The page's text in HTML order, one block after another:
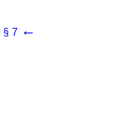
§ 7 ←